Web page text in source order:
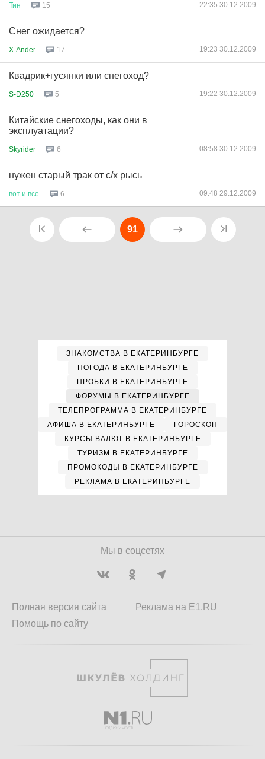
Тин 15 22:35 30.12.2009
Снег ожидается?
X-Ander 17 19:23 30.12.2009
Квадрик+гусянки или снегоход?
S-D250 5 19:22 30.12.2009
Китайские снегоходы, как они в
эксплуатации?
Skyrider 6 08:58 30.12.2009
нужен старый трак от с/х рысь
вот и все 6 09:48 29.12.2009
91
ЗНАКОМСТВА В ЕКАТЕРИНБУРГЕ
ПОГОДА В ЕКАТЕРИНБУРГЕ
ПРОБКИ В ЕКАТЕРИНБУРГЕ
ФОРУМЫ В ЕКАТЕРИНБУРГЕ
ТЕЛЕПРОГРАММА В ЕКАТЕРИНБУРГЕ
АФИША В ЕКАТЕРИНБУРГЕ
ГОРОСКОП
КУРСЫ ВАЛЮТ В ЕКАТЕРИНБУРГЕ
ТУРИЗМ В ЕКАТЕРИНБУРГЕ
ПРОМОКОДЫ В ЕКАТЕРИНБУРГЕ
РЕКЛАМА В ЕКАТЕРИНБУРГЕ
Мы в соцсетях
Полная версия сайта
Помощь по сайту
Реклама на E1.RU